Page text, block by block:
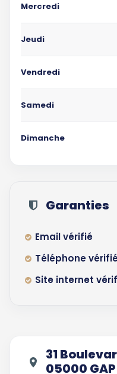
Mercredi
Jeudi
Vendredi
Samedi
Dimanche
Garanties
Email vérifié
Téléphone
Site internet
31
05000 GAP